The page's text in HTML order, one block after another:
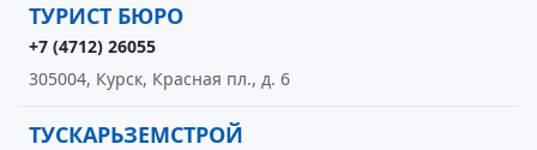
ТУРИСТ БЮРО
+7 (4712) 26055
305004, Курск, Красная пл., д. 6
ТУСКАРЬЗЕМСТРОЙ